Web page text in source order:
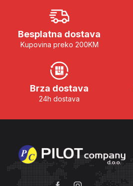
Besplatna dostava
Kupovina preko 200KM
Brza dostava
24h dostava